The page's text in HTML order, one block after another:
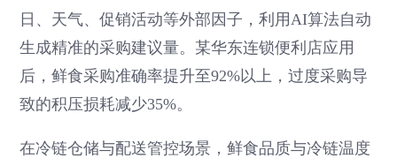
日、天气、促销活动等外部因子，利用AI算法自动
生成精准的采购建议量。某华东连锁便利店应用
后，鲜食采购准确率提升至92%以上，过度采购导
致的积压损耗减少35%。
在冷链仓储与配送管控场景，鲜食品质与冷链温度